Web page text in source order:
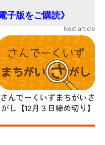
子版をご購読》
Next article
さんでーくいずまちがいさ
がし【12月３日締め切り】